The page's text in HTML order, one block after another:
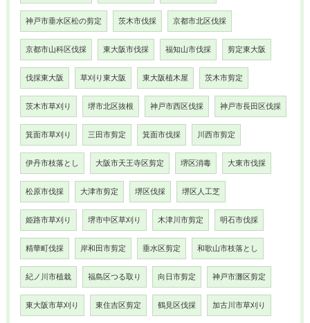
神戸市垂水区松の剪定 茨木市伐採 京都市北区伐採
京都市山科区伐採 東大阪市伐採 福知山市伐採 剪定東大阪
伐採東大阪 草刈り東大阪 東大阪植木屋 茨木市剪定
茨木市草刈り 堺市北区抜根 神戸市西区伐採 神戸市長田区伐採
箕面市草刈り 三田市剪定 箕面市伐採 川西市剪定
伊丹市枝落とし 大阪市天王寺区剪定 堺区消毒 大東市伐採
松原市伐採 大津市剪定 堺区伐採 堺区人工芝
姫路市草刈り 堺市中区草刈り 木津川市剪定 明石市伐採
精華町伐採 岸和田市剪定 垂水区剪定 和歌山市枝落とし
紀ノ川市植栽 福島区つる取り 向日市剪定 神戸市灘区剪定
東大阪市草刈り 東住吉区剪定 鶴見区伐採 加古川市草刈り